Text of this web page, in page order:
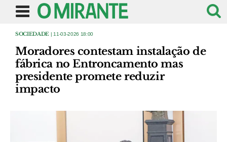
SOCIEDADE | 11-03-2026 18:00
Moradores contestam instalação de
fábrica no Entroncamento mas
presidente promete reduzir
impacto